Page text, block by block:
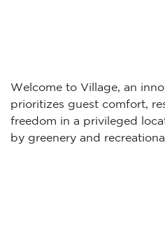
Welcome to Village, an
prioritizes guest comfort,
freedom in a privileged
by greenery and